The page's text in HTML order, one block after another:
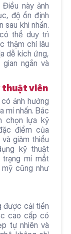
này ảnh
độ ổn định
khi nhấn.
thể duy trì
thậm chí lâu
dễ kích ứng,
ngắn và
thuật viên
ảnh hưởng
mí nhấn. Bác
chọn lựa kỹ
điểm của
giảm thiểu
kỹ thuật
mí mắt
cũng như
được cải tiến
cao cấp có
tự nhiên và